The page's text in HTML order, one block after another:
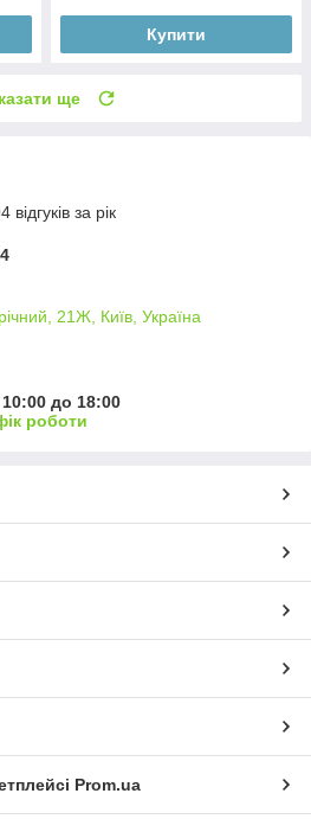
Купити
ще
за рік
21Ж, Київ, Україна
до 18:00
роботи
Prom.ua